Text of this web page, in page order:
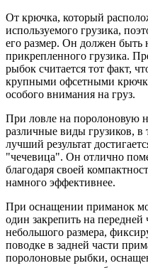
От крючка, который
используемого грузика,
его размер. Он должен быть
прикрепленного грузика.
рыбок считается тот факт,
крупными офсетными
особого внимания на груз.
При ловле на поролоновую
различные виды грузиков,
лучший результат
"чечевица". Он отлично
благодаря своей
намного эффективнее.
При оснащении приманок
один закрепить на
небольшого размера,
поводке в задней части
поролоновые рыбки,